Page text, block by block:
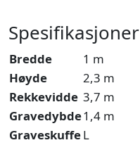
Spesifikasjoner
Bredde
1 m
Høyde
2,3 m
Rekkevidde 3,7 m
Gravedybde1,4 m
GraveskuffeL